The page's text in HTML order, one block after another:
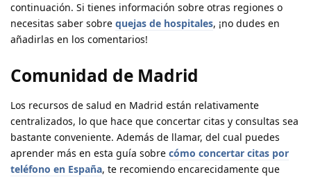
continuación. Si tienes información sobre otras regiones o
necesitas saber sobre quejas de hospitales, ¡no dudes en
añadirlas en los comentarios!
Comunidad de Madrid
Los recursos de salud en Madrid están relativamente
centralizados, lo que hace que concertar citas y consultas sea
bastante conveniente. Además de llamar, del cual puedes
aprender más en esta guía sobre cómo concertar citas por
teléfono en España, te recomiendo encarecidamente que